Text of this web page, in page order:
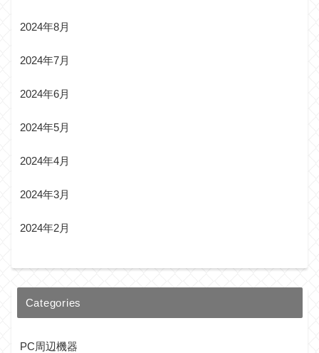
2024年8月
2024年7月
2024年6月
2024年5月
2024年4月
2024年3月
2024年2月
Categories
PC周辺機器